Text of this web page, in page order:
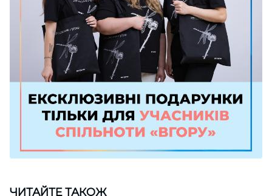
ЧИТАЙТЕ ТАКОЖ